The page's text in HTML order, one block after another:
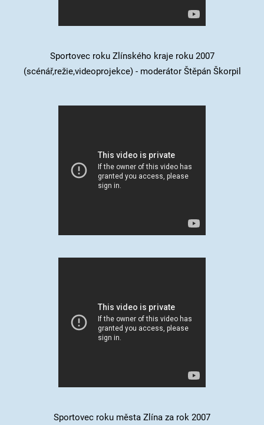
Sportovec roku Zlínského kraje roku 2007
(scénář,režie,videoprojekce) - moderátor Štěpán Škorpil
Sportovec roku města Zlína za rok 2007